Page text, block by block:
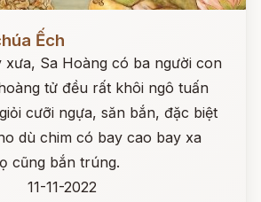
Ếch
xưa, Sa Hoàng có ba người con
tử đều rất khôi ngô tuấn
cưỡi ngựa, săn bắn, đặc biệt
dù chim có bay cao bay xa
cũng bắn trúng.
11-11-2022